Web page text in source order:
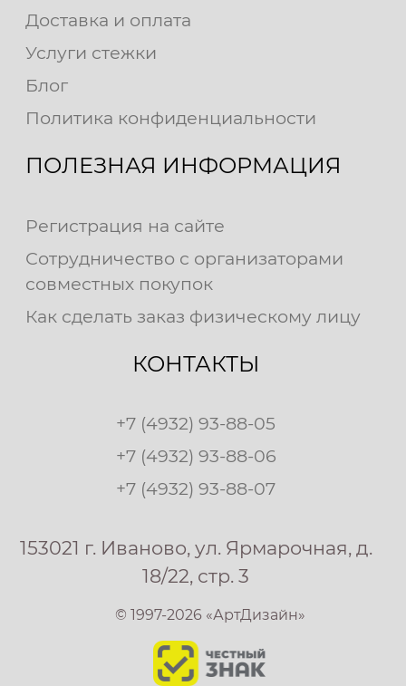
Доставка и оплата
Услуги стежки
Блог
Политика конфиденциальности
ПОЛЕЗНАЯ ИНФОРМАЦИЯ
Регистрация на сайте
Сотрудничество с организаторами
совместных покупок
Как сделать заказ физическому лицу
КОНТАКТЫ
+7 (4932) 93-88-05
+7 (4932) 93-88-06
+7 (4932) 93-88-07
153021 г. Иваново, ул. Ярмарочная, д.
18/22, стр. 3
© 1997-2026 «АртДизайн»